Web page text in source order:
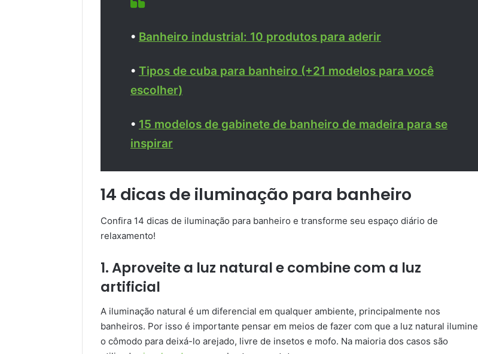
• Banheiro industrial: 10 produtos para aderir
• Tipos de cuba para banheiro (+21 modelos para você
escolher)
• 15 modelos de gabinete de banheiro de madeira para se
inspirar
14 dicas de iluminação para banheiro
Confira 14 dicas de iluminação para banheiro e transforme seu espaço diário de
relaxamento!
1. Aproveite a luz natural e combine com a luz
artificial
A iluminação natural é um diferencial em qualquer ambiente, principalmente nos
banheiros. Por isso é importante pensar em meios de fazer com que a luz natural ilumine
o cômodo para deixá-lo arejado, livre de insetos e mofo. Na maioria dos casos são